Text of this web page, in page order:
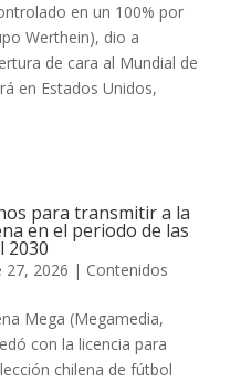
en un 100% por
Werthein), dio a
de cara al Mundial de
en Estados Unidos,
para transmitir a la
en el periodo de las
2030
27, 2026 | Contenidos
Mega (Megamedia,
con la licencia para
chilena de fútbol